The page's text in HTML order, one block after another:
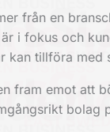
från en
i fokus och
kan tillföra med
fram emot att
bolag